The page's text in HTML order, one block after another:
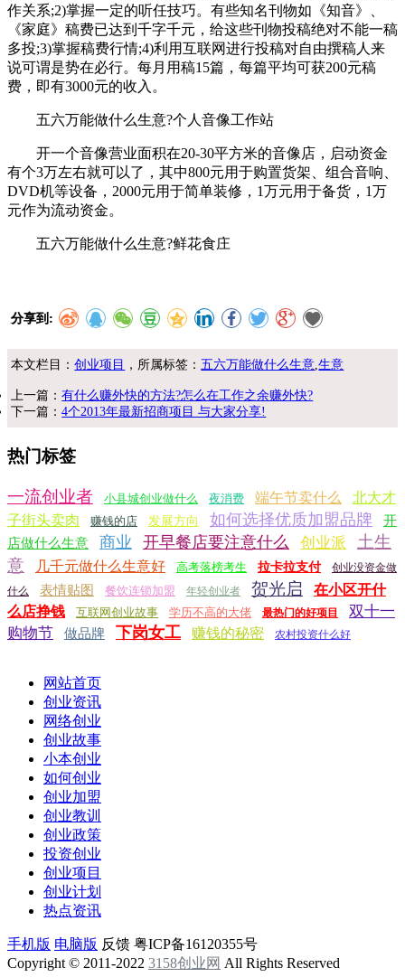
作关系;2)掌握一定的听任技巧。有些知名刊物如《知音》、
《家庭》稿费已达到千字千元，给这些刊物投稿绝对不能一稿
多投;3)掌握稿费行情;4)利用互联网进行投稿对自由撰稿人来
说可谓是势在必行。每月用稿15篇，每篇平均可获200元稿
费，即有3000元的收入。
五六万能做什么生意?个人音像工作站
开一个音像营业面积在20-30平方米的音像店，启动资金
有个3万左右就可以了，其中800元用于购置货架、组合音响、
DVD机等设备，2000元用于简单装修，1万元用于备货，1万
元作为流动资金。
五六万能做什么生意?鲜花食庄
分享到:
本文栏目：创业项目 ，所属标签：五六万能做什么生意 ,生意
上一篇：有什么赚外快的方法?怎么在工作之余赚外快?
下一篇：4个2013年最新招商项目 与大家分享!
热门标签
一流创业者 小县城创业做什么 夜消费 端午节卖什么
北大才
子街头卖肉
赚钱的店 发展方向 如何选择优质加盟品牌
开
店做什么生意
商业 开早餐店要注意什么 创业派
土生
意
几千元做什么生意好 高考落榜考生 拉卡拉支付
创业没资金做
什么
表情贴图 餐饮连锁加盟 年轻创业者 贺光启
在小区开什
么店挣钱
互联网创业故事 学历不高的大佬 最热门的好项目
双十一
购物节
做品牌 下岗女工 赚钱的秘密 农村投资什么好
网站首页
创业资讯
网络创业
创业故事
小本创业
如何创业
创业加盟
创业教训
创业政策
投资创业
创业项目
创业计划
热点资讯
手机版 电脑版 反馈 粤ICP备16120355号
Copyright © 2011-2022 3158创业网 All Rights Reserved